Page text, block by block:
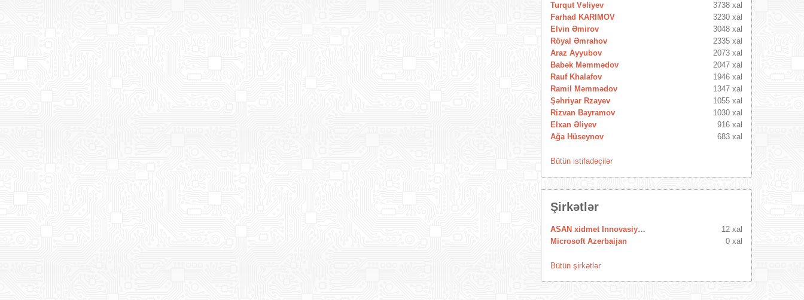
Turqut Vəliyev
3738 xal
Farhad KARIMOV
3230 xal
Elvin Əmirov
3048 xal
Röyal Əmrahov
2335 xal
Araz Ayyubov
2073 xal
Babək Məmmədov
2047 xal
Rauf Khalafov
1946 xal
Ramil Məmmədov
1347 xal
Şəhriyar Rzayev
1055 xal
Rizvan Bayramov
1030 xal
Elxan Əliyev
916 xal
Ağa Hüseynov
683 xal
Bütün istifadəçilər
Şirkətlər
ASAN xidmet Innovasiya Mərkəzi
12 xal
Microsoft Azerbaijan
0 xal
Bütün şirkətlər